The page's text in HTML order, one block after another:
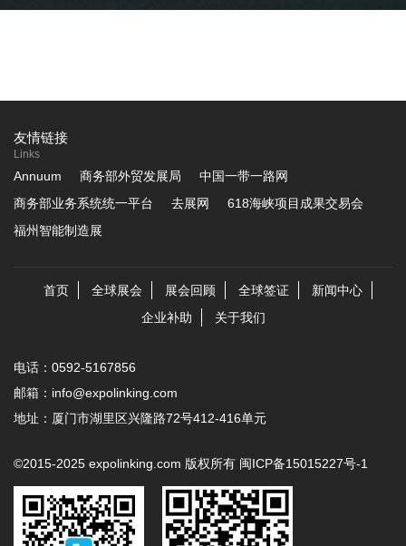
友情链接
Links
Annuum 商务部外贸发展局
中国一带一路网
商务部业务系统统一平台
去展网
618海峡项目成果交易会
福州智能制造展
首页 全球展会 展会回顾 全球签证
新闻中心
企业补助
关于我们
电话：0592-5167856
邮箱：info@expolinking.com
地址：厦门市湖里区兴隆路72号412-416单元
©2015-2025 expolinking.com 版权所有 闽ICP备15015227号-1